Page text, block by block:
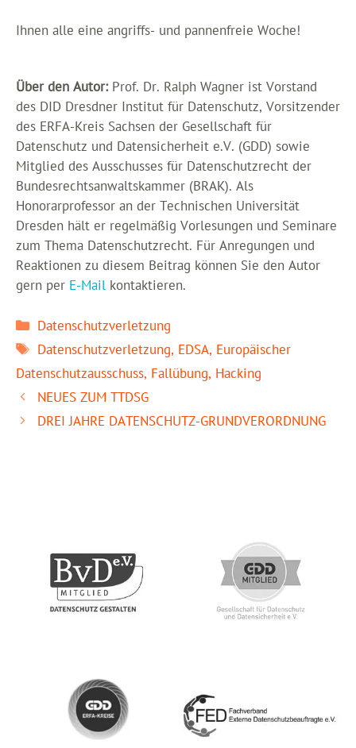
Ihnen alle eine angriffs- und pannenfreie Woche!
Über den Autor:Prof. Dr. Ralph Wagner ist Vorstand
des DID Dresdner Institut für Datenschutz, Vorsitzender
des ERFA-Kreis Sachsen der Gesellschaft für
Datenschutz und Datensicherheit e.V. (GDD) sowie
Mitglied des Ausschusses für Datenschutzrecht der
Bundesrechtsanwaltskammer (BRAK). Als
Honorarprofessor an der Technischen Universität
Dresden hält er regelmäßig Vorlesungen und Seminare
zum Thema Datenschutzrecht. Für Anregungen und
Reaktionen zu diesem Beitrag können Sie den Autor
gern per E-Mail kontaktieren.
Kategorien
Datenschutzverletzung
Schlagwörter
Datenschutzverletzung, EDSA, Europäischer
Datenschutzausschuss, Fallübung, Hacking
NEUES ZUM TTDSG
DREI JAHRE DATENSCHUTZ-GRUNDVERORDNUNG